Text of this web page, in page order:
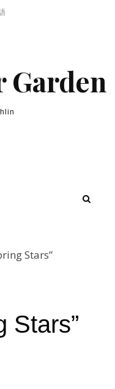
Garden
Stars”
Stars”